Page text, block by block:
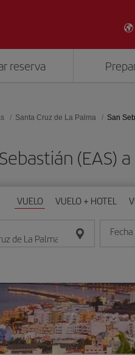
reserva
Santa Cruz de La Palma San
(EAS)
VUELO VUELO + HOTEL